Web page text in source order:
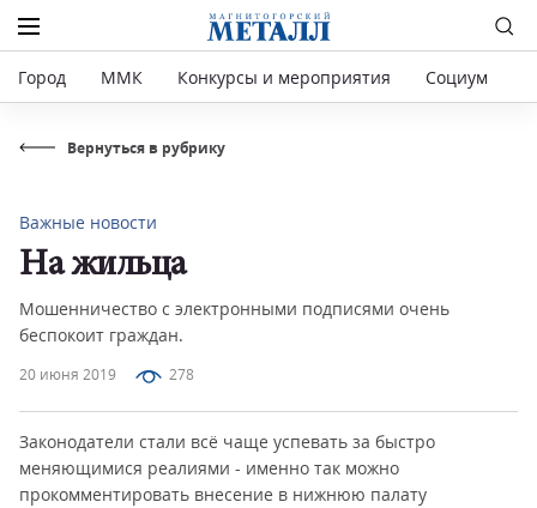
Город ММК Конкурсы и мероприятия Социум
Вернуться в рубрику
20 июня 2019 278
Важные новости
На жильца
Мошенничество с электронными подписями очень
беспокоит граждан.
Законодатели стали всё чаще успевать за быстро
меняющимися реалиями - именно так можно
прокомментировать внесение в нижнюю палату